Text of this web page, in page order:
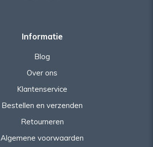
Informatie
Blog
Over ons
Klantenservice
Bestellen en verzenden
Retourneren
Algemene voorwaarden